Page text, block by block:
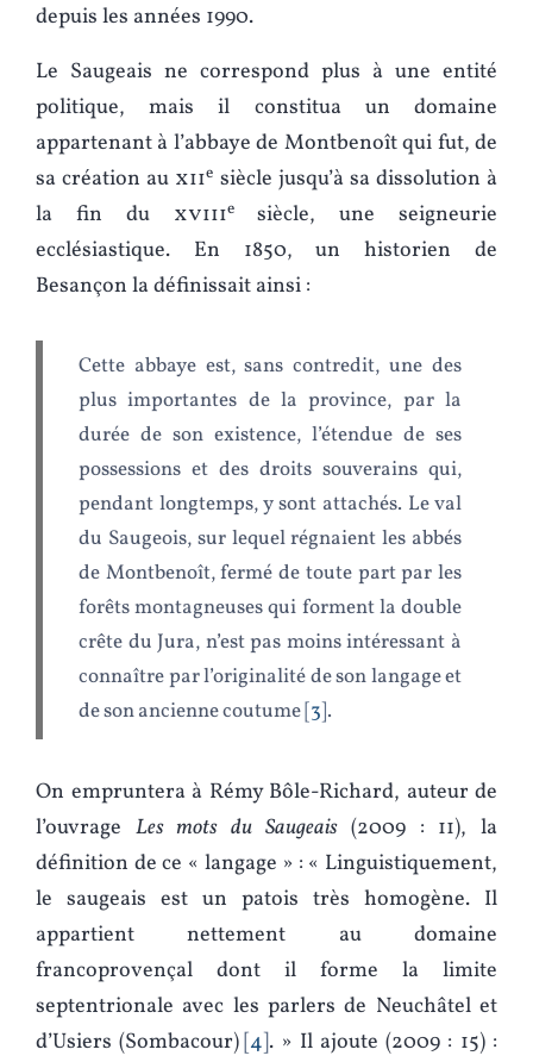
depuis les années 1990.
Le Saugeais ne correspond plus à une entité
politique, mais il constitua un domaine
appartenant à l’abbaye de Montbenoît qui fut, de
sa création au xiie siècle jusqu’à sa dissolution à
la fin du xviiiesiècle, une seigneurie
ecclésiastique. En 1850, un historien de
Besançon la définissait ainsi :
Cette abbaye est, sans contredit, une des
plus importantes de la province, par la
durée de son existence, l’étendue de ses
possessions et des droits souverains qui,
pendant longtemps, y sont attachés. Le val
du Saugeois, sur lequel régnaient les abbés
de Montbenoît, fermé de toute part par les
forêts montagneuses qui forment la double
crête du Jura, n’est pas moins intéressant à
connaître par l’originalité de son langage et
de son ancienne coutume 3 .
On empruntera à Rémy Bôle-Richard, auteur de
l’ouvrage Les mots du Saugeais(2009 : 11), la
définition de ce « langage » : « Linguistiquement,
le saugeais est un patois très homogène. Il
appartient nettement au domaine
francoprovençal dont il forme la limite
septentrionale avec les parlers de Neuchâtel et
d’Usiers (Sombacour) 4 . » Il ajoute (2009 : 15) :